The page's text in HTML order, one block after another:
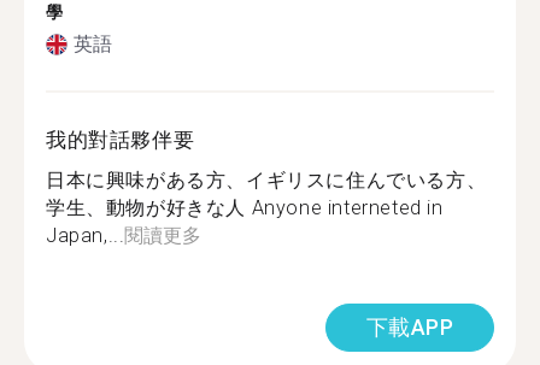
學
英語
我的對話夥伴要
日本に興味がある方、イギリスに住んでいる方、
学生、動物が好きな人 Anyone interneted in
Japan,...閱讀更多
下載APP